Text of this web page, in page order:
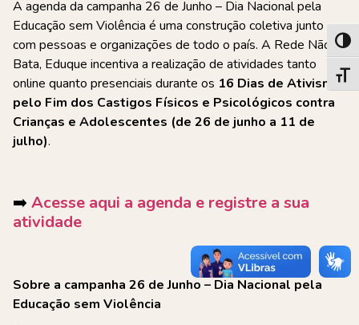
A agenda da campanha 26 de Junho – Dia Nacional pela
Educação sem Violência é uma construção coletiva junto
com pessoas e organizações de todo o país. A Rede Não
Bata, Eduque incentiva a realização de atividades tanto
online quanto presenciais durante os 16 Dias de Ativismo
pelo Fim dos Castigos Físicos e Psicológicos contra
Crianças e Adolescentes (de 26 de junho a 11 de
julho).
➡️ Acesse aqui a agenda e registre a sua
atividade
Sobre a campanha 26 de Junho – Dia Nacional pela
Educação sem Violência